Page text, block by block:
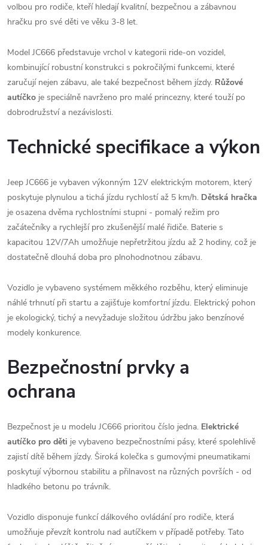
volbou pro rodiče, kteří hledají kvalitní, bezpečnou a zábavnou
hračku pro své děti ve věku 3-8 let.
Model JC666 představuje vrchol v kategorii ride-on vozidel,
kombinující robustní konstrukci s pokročilými funkcemi, které
zaručují nejen zábavu, ale také bezpečnost během jízdy. Růžové
autíčko je speciálně navrženo pro malé princezny, které touží po
dobrodružství a nezávislosti.
Technické specifikace a výkon
Jeep JC666 je vybaven výkonným 12V elektrickým motorem, který
poskytuje plynulou a tichá jízdu rychlostí až 5 km/h. Dětská hračka
je osazena dvěma rychlostními stupni - pomalý režim pro
začátečníky a rychlejší pro zkušenější malé řidiče. Baterie s
kapacitou 12V/7Ah umožňuje nepřetržitou jízdu až 2 hodiny, což je
dostatečně dlouhá doba pro plnohodnotnou zábavu.
Vozidlo je vybaveno systémem měkkého rozběhu, který eliminuje
náhlé trhnutí při startu a zajišťuje komfortní jízdu. Elektrický pohon
je ekologický, tichý a nevyžaduje složitou údržbu jako benzínové
modely konkurence.
Bezpečnostní prvky a
ochrana
Bezpečnost je u modelu JC666 prioritou číslo jedna. Elektrické
autíčko pro děti je vybaveno bezpečnostními pásy, které spolehlivě
zajistí dítě během jízdy. Široká kolečka s gumovými pneumatikami
poskytují výbornou stabilitu a přilnavost na různých površích - od
hladkého betonu po trávník.
Vozidlo disponuje funkcí dálkového ovládání pro rodiče, která
umožňuje převzít kontrolu nad autíčkem v případě potřeby. Tato